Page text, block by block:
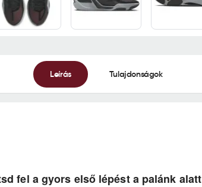
Leírás Tulajdonságok
fel a gyors első lépést a palánk alatt